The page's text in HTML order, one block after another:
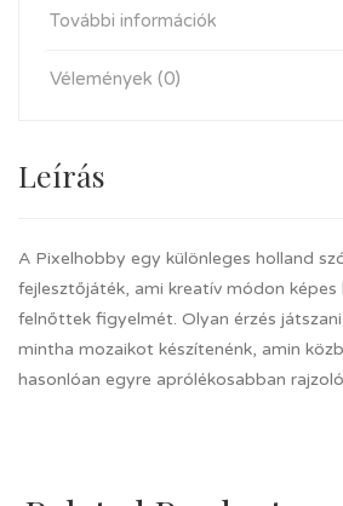
További információk
Vélemények (0)
Leírás
A Pixelhobby egy különleges holland
fejlesztőjáték, ami kreatív módon képes
felnőttek figyelmét. Olyan érzés
mintha mozaikot készítenénk, amin
hasonlóan egyre aprólékosabban